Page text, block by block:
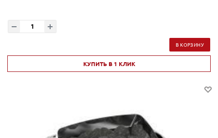
В КОРЗИНУ
КУПИТЬ В 1 КЛИК